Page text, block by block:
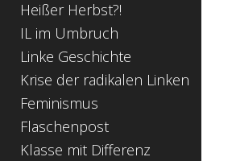
Heißer Herbst?!
IL im Umbruch
Linke Geschichte
Krise der radikalen Linken
Feminismus
Flaschenpost
Klasse mit Differenz